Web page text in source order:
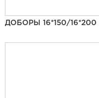
ДОБОРЫ 16*150/16*200